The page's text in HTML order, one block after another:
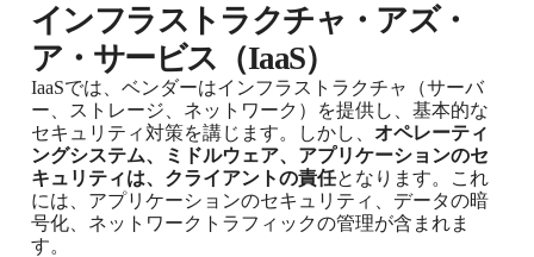
インフラストラクチャ・アズ・
ア・サービス（IaaS）
IaaSでは、ベンダーはインフラストラクチャ（サーバ
ー、ストレージ、ネットワーク）を提供し、基本的な
セキュリティ対策を講じます。しかし、 オペレーティ
ングシステム、ミドルウェア、アプリケーションのセ
キュリティは、クライアントの責任となります。これ
には、アプリケーションのセキュリティ、データの暗
号化、ネットワークトラフィックの管理が含まれま
す。